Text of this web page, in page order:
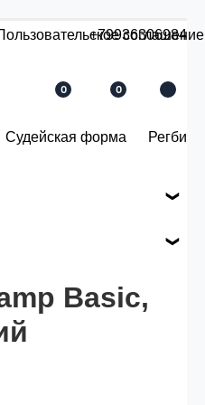
соглашение
+79936306984
0 0
Судейская форма
Регби
Basic,